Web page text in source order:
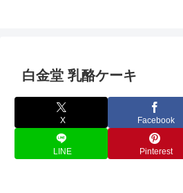
白金堂 乳酪ケーキ
X Facebook
LINE Pinterest